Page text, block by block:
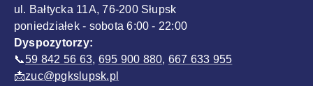
ul. Bałtycka 11A, 76-200 Słupsk
poniedziałek - sobota 6:00 - 22:00
Dyspozytorzy:
📞59 842 56 63, 695 900 880, 667 633 955
📩zuc@pgkslupsk.pl